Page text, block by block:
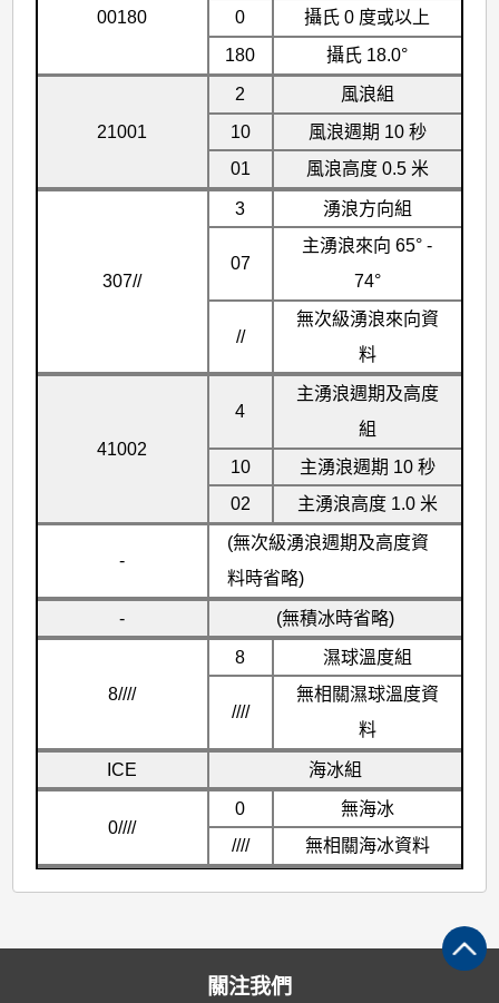
00180
0
攝氏 0 度或以上
180
攝氏 18.0°
21001
2
風浪組
10
風浪週期 10 秒
01
風浪高度 0.5 米
307//
3 湧浪方向組
07
主湧浪來向 65° -
74°
//
無次級湧浪來向資
料
41002
4
主湧浪週期及高度
組
10
主湧浪週期 10 秒
02
主湧浪高度 1.0 米
-
(無次級湧浪週期及高度資
料時省略)
- (無積冰時省略)
8////
8 濕球溫度組
////
無相關濕球溫度資
料
ICE 海冰組
0////
0
無海冰
////
無相關海冰資料
關注我們